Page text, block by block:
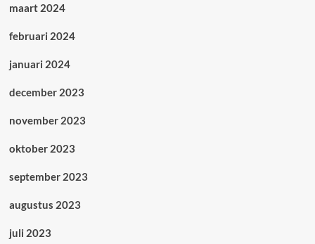
maart 2024
februari 2024
januari 2024
december 2023
november 2023
oktober 2023
september 2023
augustus 2023
juli 2023